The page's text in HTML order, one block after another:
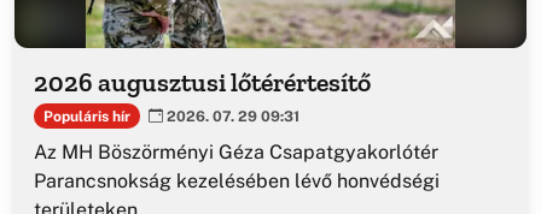
2026 augusztusi lőtérértesítő
Populáris hír 2026. 07. 29 09:31
Az MH Böszörményi Géza Csapatgyakorlótér
Parancsnokság kezelésében lévő honvédségi